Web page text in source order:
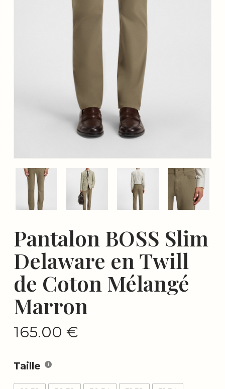
Pantalon BOSS Slim
Delaware en Twill
de Coton Mélangé
Marron
165.00 €
Taille